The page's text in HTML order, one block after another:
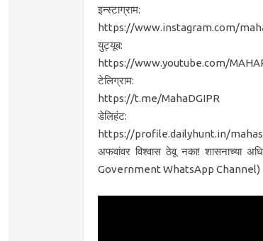
इन्स्टाग्राम:
https://www.instagram.com/
युट्यूब:
https://www.youtube.com/
टेलिग्राम:
https://t.me/MahaDGIPR
डेलिहंट:
https://profile.dailyhunt.in/
अफवांवर विश्वास ठेवू नका! शासनाच्या
Government WhatsApp Channel)